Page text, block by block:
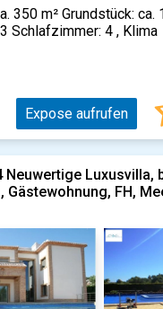
350 m² Grundstück: ca.
Schlafzimmer: 4 , Klima
Expose aufrufen
Neuwertige Luxusvilla,
Gästewohnung, FH,